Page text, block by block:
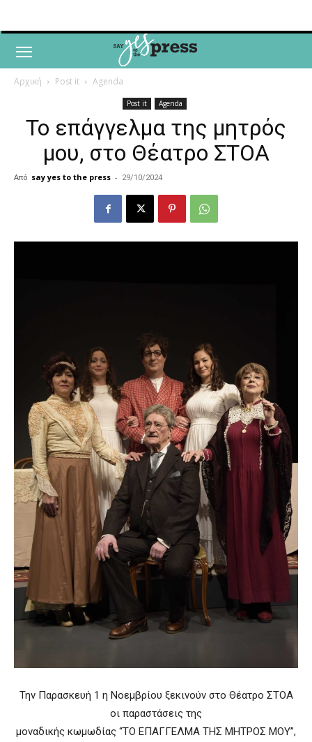
Αρχική Post it Agenda
Post it Agenda
Το επάγγελμα της μητρός
μου, στο Θέατρο ΣΤΟΑ
Από say yes to the press - 29/10/2024
Την Παρασκευή 1 η Νοεμβρίου ξεκινούν στο Θέατρο ΣΤΟΑ
οι παραστάσεις της
μοναδικής κωμωδίας “ΤΟ ΕΠΑΓΓΕΛΜΑ ΤΗΣ ΜΗΤΡΟΣ ΜΟΥ”,